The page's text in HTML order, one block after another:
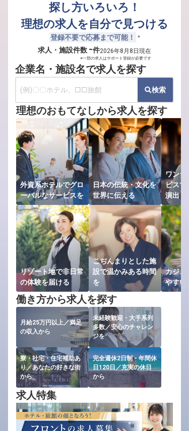
探し方いろいろ！
理想の求人を自分で見つける
登録不要で応募まで可能！ ※
求人・施設件数 -件2026年8月8日現在
※一部の求人はサポート登録が必要です
企業名・施設名で求人を探す
検索
理想のおもてなしから求人を探す
外資系ホテルでグロ
ーバルなサービスを
日本の伝統・文化を
世界に伝える
ワンラ
ビスで
演出
リゾート地で非日常
の体験を届ける
こぢんまりとした施
設で温かみある時間
を
カジュ
やすい
働き方から求人を探す
月給25万円以上／満足
の収入から
未経験歓迎・大手系列
多数／安心のチャレン
ジを
寮・社宅・住宅補助あ
り／あなたの好きな街
から
完全週休2日制・年間休
日120日／充実の休日
から
求人特集